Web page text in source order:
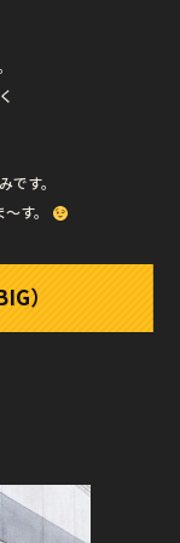
す。
す。
）